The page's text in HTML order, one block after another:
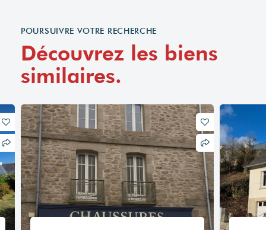
POURSUIVRE VOTRE RECHERCHE
Découvrez les biens
similaires.